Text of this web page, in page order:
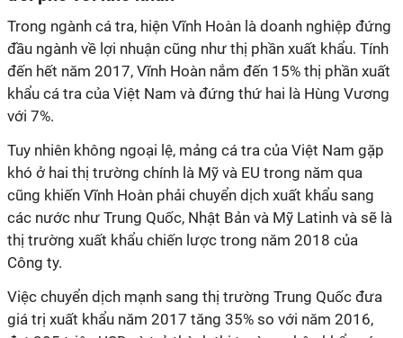
Trong ngành cá tra, hiện Vĩnh Hoàn là doanh nghiệp đứng
đầu ngành về lợi nhuận cũng như thị phần xuất khẩu. Tính
đến hết năm 2017, Vĩnh Hoàn nắm đến 15% thị phần xuất
khẩu cá tra của Việt Nam và đứng thứ hai là Hùng Vương
với 7%.
Tuy nhiên không ngoại lệ, mảng cá tra của Việt Nam gặp
khó ở hai thị trường chính là Mỹ và EU trong năm qua
cũng khiến Vĩnh Hoàn phải chuyển dịch xuất khẩu sang
các nước như Trung Quốc, Nhật Bản và Mỹ Latinh và sẽ là
thị trường xuất khẩu chiến lược trong năm 2018 của
Công ty.
Việc chuyển dịch mạnh sang thị trường Trung Quốc đưa
giá trị xuất khẩu năm 2017 tăng 35% so với năm 2016,